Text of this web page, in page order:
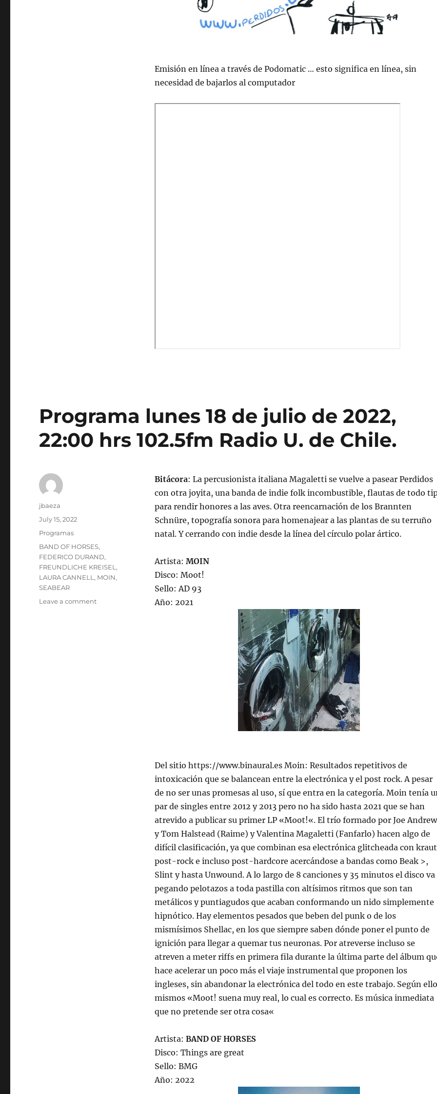
Emisión en lí­nea a través de Podomatic … esto significa en lí­nea, sin
necesidad de bajarlos al computador
Programa lunes 18 de julio de 2022,
22:00 hrs 102.5fm Radio U. de Chile.
Bitácora: La percusionista italiana Magaletti se vuelve a pasear Perdidos
con otra joyita, una banda de indie folk incombustible, flautas de todo
para rendir honores a las aves. Otra reencarnación de los Brannten
Schnüre, topografía sonora para homenajear a las plantas de su terruño
natal. Y cerrando con indie desde la línea del círculo polar ártico.
Artista: MOIN
Disco: Moot!
Sello: AD 93
Año: 2021
Del sitio https://www.binaural.es Moin: Resultados repetitivos de
intoxicación que se balancean entre la electrónica y el post rock. A pesar
de no ser unas promesas al uso, sí que entra en la categoría. Moin tenía
par de singles entre 2012 y 2013 pero no ha sido hasta 2021 que se han
atrevido a publicar su primer LP «Moot!«. El trío formado por Joe
y Tom Halstead (Raime) y Valentina Magaletti (Fanfarlo) hacen algo de
difícil clasificación, ya que combinan esa electrónica glitcheada con
post-rock e incluso post-hardcore acercándose a bandas como Beak >,
Slint y hasta Unwound. A lo largo de 8 canciones y 35 minutos el disco va
pegando pelotazos a toda pastilla con altísimos ritmos que son tan
metálicos y puntiagudos que acaban conformando un nido simplemente
hipnótico. Hay elementos pesados que beben del punk o de los
mismísimos Shellac, en los que siempre saben dónde poner el punto de
ignición para llegar a quemar tus neuronas. Por atreverse incluso se
atreven a meter riffs en primera fila durante la última parte del álbum
hace acelerar un poco más el viaje instrumental que proponen los
ingleses, sin abandonar la electrónica del todo en este trabajo. Según
mismos «Moot! suena muy real, lo cual es correcto. Es música inmediata
que no pretende ser otra cosa«
Artista: BAND OF HORSES
Disco: Things are great
Sello: BMG
Año: 2022
Author
jbaeza
Posted
July 15, 2022
Categories
Programas
Tags
BAND OF HORSES,
FEDERICO DURAND,
FREUNDLICHE KREISEL ,
LAURA CANNELL , MOIN,
SEABEAR
Leave a commenton